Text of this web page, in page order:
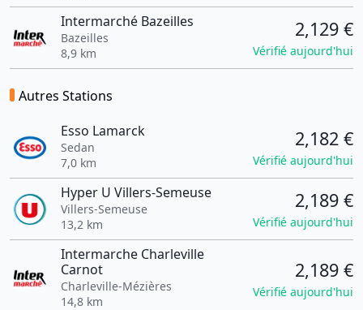
Intermarché Bazeilles
Bazeilles
8,9 km
2,129 €
Vérifié aujourd'hui
Autres Stations
Esso Lamarck
Sedan
7,0 km
2,182 €
Vérifié aujourd'hui
Hyper U Villers-Semeuse
Villers-Semeuse
13,2 km
2,189 €
Vérifié aujourd'hui
Intermarche Charleville
Carnot
Charleville-Mézières
14,8 km
2,189 €
Vérifié aujourd'hui